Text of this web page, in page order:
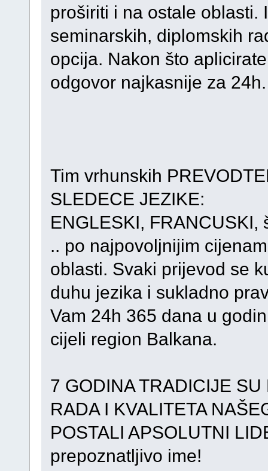
proširiti i na ostale oblasti.
seminarskih, diplomskih
opcija. Nakon što
odgovor najkasnije za 24h.
Tim vrhunskih
SLEDECE JEZIKE:
ENGLESKI, FRANCUSKI,
.. po najpovoljnijim
oblasti. Svaki prijevod se
duhu jezika i sukladno
Vam 24h 365 dana u
cijeli region Balkana.
7 GODINA TRADICIJE
RADA I KVALITETA
POSTALI APSOLUTNI
prepoznatljivo ime!